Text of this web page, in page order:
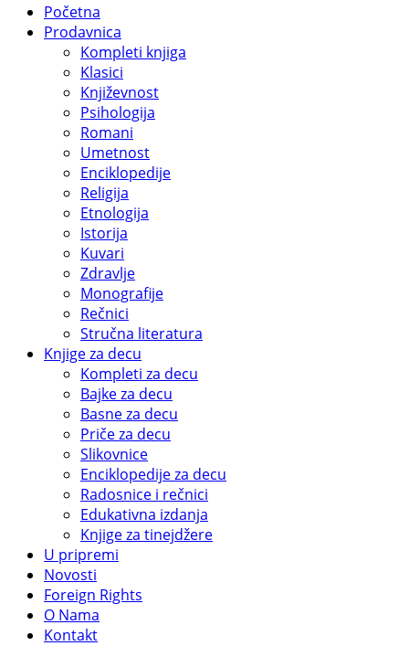
Početna
Prodavnica
Kompleti knjiga
Klasici
Književnost
Psihologija
Romani
Umetnost
Enciklopedije
Religija
Etnologija
Istorija
Kuvari
Zdravlje
Monografije
Rečnici
Stručna literatura
Knjige za decu
Kompleti za decu
Bajke za decu
Basne za decu
Priče za decu
Slikovnice
Enciklopedije za decu
Radosnice i rečnici
Edukativna izdanja
Knjige za tinejdžere
U pripremi
Novosti
Foreign Rights
O Nama
Kontakt